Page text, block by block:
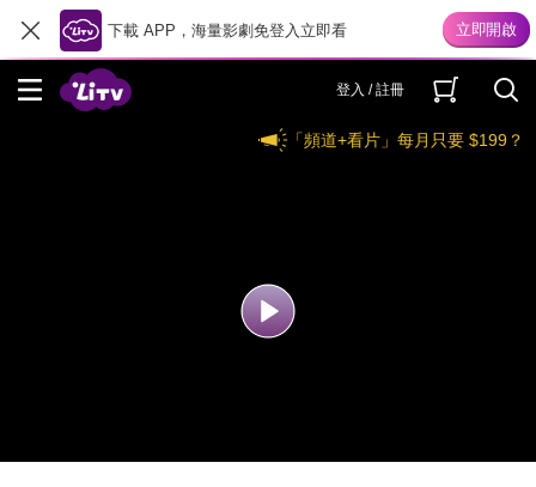
下載 APP，海量影劇免登入立即看
登入 / 註冊
「頻道+看片」每月只要 $199？